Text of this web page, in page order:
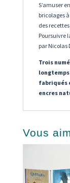
S’amuser
bricolages
des
Poursuivre
par Nicolas
Trois
fabriqués
encres
Vous